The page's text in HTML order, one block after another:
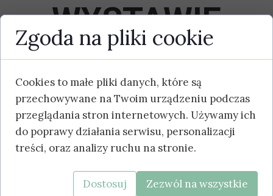
WYSTAWIE
NNICZE
Regulamin
Karta zgłoszeniowa stoisko handlowe
niehandlowe
Zgoda na pliki cookie
Cookies to małe pliki danych, które są
przechowywane na Twoim urządzeniu podczas
przeglądania stron internetowych. Używamy ich
do poprawy działania serwisu, personalizacji
treści, oraz analizy ruchu na stronie.
Dostosuj Zezwól na wszystkie